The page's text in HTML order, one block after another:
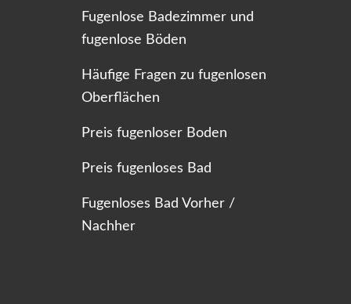
Fugenlose Badezimmer und
fugenlose Böden
Häufige Fragen zu fugenlosen
Oberflächen
Preis fugenloser Boden
Preis fugenloses Bad
Fugenloses Bad Vorher /
Nachher